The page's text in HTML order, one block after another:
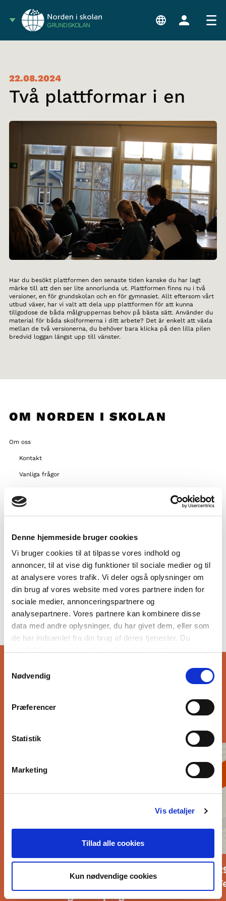
Denne hjemmeside bruger cookies
Vi bruger cookies til at tilpasse vores indhold og
annoncer, til at vise dig funktioner til sociale medier og til
at analysere vores trafik. Vi deler også oplysninger om
din brug af vores website med vores partnere inden for
sociale medier, annonceringspartnere og
analysepartnere. Vores partnere kan kombinere disse
data med andre oplysninger, du har givet dem, eller som
de har indsamlet fra din brug af deres tjenester. Du
Nødvendig
Præferencer
Statistik
Marketing
Vis detaljer
Tillad alle cookies
Kun nødvendige cookies
GRUNDSKOLAN
OM NORDEN I SKOLAN
Om oss
Kontakt
Vanliga frågor
Våra andra projekt
Nordiskt samarbete
Fler nordiska utbildningsaktörer
Gör praktik hos oss
Privatlivspolitik og GDPR
Cookiepolitik
Nyheter
22.08.2024
Två plattformar i en
Har du besökt plattformen den senaste tiden kanske du har lagt
märke till att den ser lite annorlunda ut. Plattformen finns nu i två
versioner, en för grundskolan och en för gymnasiet. Allt eftersom vårt
utbud växer, har vi valt att dela upp plattformen för att kunna
tillgodose de båda målgruppernas behov på bästa sätt. Använder du
material för båda skolformerna i ditt arbete? Det är enkelt att växla
mellan de två versionerna, du behöver bara klicka på den lilla pilen
bredvid loggan längst upp till vänster.
Nordisk råd fyller 75 år: Nytt